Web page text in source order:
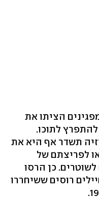
הציתו את
להתפרץ לתוכו.
תשדר אף היא את
לפריצתם של
לשוטרים. כן הרסו
רוסים ששיחררו